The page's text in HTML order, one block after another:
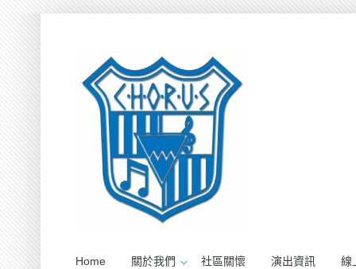
Home 關於我們 社區關懷 演出資訊 線